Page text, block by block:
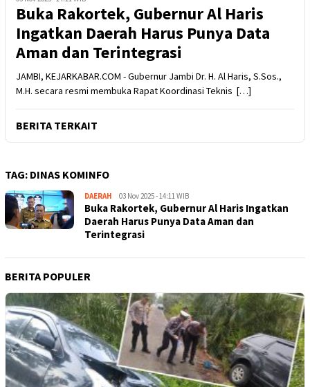
Buka Rakortek, Gubernur Al Haris
Ingatkan Daerah Harus Punya Data
Aman dan Terintegrasi
JAMBI, KEJARKABAR.COM - Gubernur Jambi Dr. H. Al Haris, S.Sos.,
M.H. secara resmi membuka Rapat Koordinasi Teknis […]
BERITA TERKAIT
TAG: DINAS KOMINFO
DAERAH Kejar
Kabar
03 Nov 2025 - 14:11 WIB
Buka Rakortek, Gubernur Al Haris Ingatkan
Daerah Harus Punya Data Aman dan
Terintegrasi
BERITA POPULER